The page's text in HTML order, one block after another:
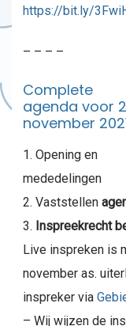
https://bit.ly/
– – – –
Complete
agenda voor
november
Opening en
mededelingen
Vaststellen
Inspreekrecht
Live inspreken is
november as.
inspreker via
– Wij wijzen de